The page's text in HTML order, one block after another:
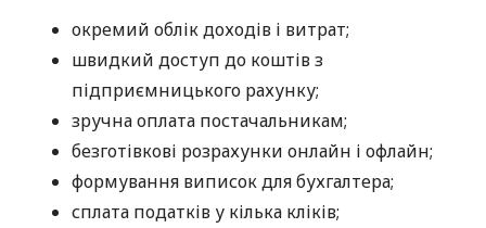
окремий облік доходів і витрат;
швидкий доступ до коштів з
підприємницького рахунку;
зручна оплата постачальникам;
безготівкові розрахунки онлайн і офлайн;
формування виписок для бухгалтера;
сплата податків у кілька кліків;